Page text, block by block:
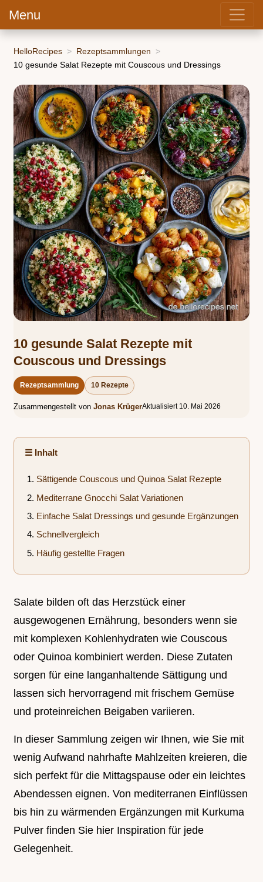
Menu
HelloRecipes
Rezeptsammlungen
10 gesunde Salat Rezepte mit Couscous und Dressings
10 gesunde Salat Rezepte mit
Couscous und Dressings
Rezeptsammlung 10 Rezepte
Zusammengestellt von Jonas KrügerAktualisiert 10. Mai 2026
☰ Inhalt
Sättigende Couscous und Quinoa Salat Rezepte
Mediterrane Gnocchi Salat Variationen
Einfache Salat Dressings und gesunde Ergänzungen
Schnellvergleich
Häufig gestellte Fragen
Salate bilden oft das Herzstück einer
ausgewogenen Ernährung, besonders wenn sie
mit komplexen Kohlenhydraten wie Couscous
oder Quinoa kombiniert werden. Diese Zutaten
sorgen für eine langanhaltende Sättigung und
lassen sich hervorragend mit frischem Gemüse
und proteinreichen Beigaben variieren.
In dieser Sammlung zeigen wir Ihnen, wie Sie mit
wenig Aufwand nahrhafte Mahlzeiten kreieren, die
sich perfekt für die Mittagspause oder ein leichtes
Abendessen eignen. Von mediterranen Einflüssen
bis hin zu wärmenden Ergänzungen mit Kurkuma
Pulver finden Sie hier Inspiration für jede
Gelegenheit.